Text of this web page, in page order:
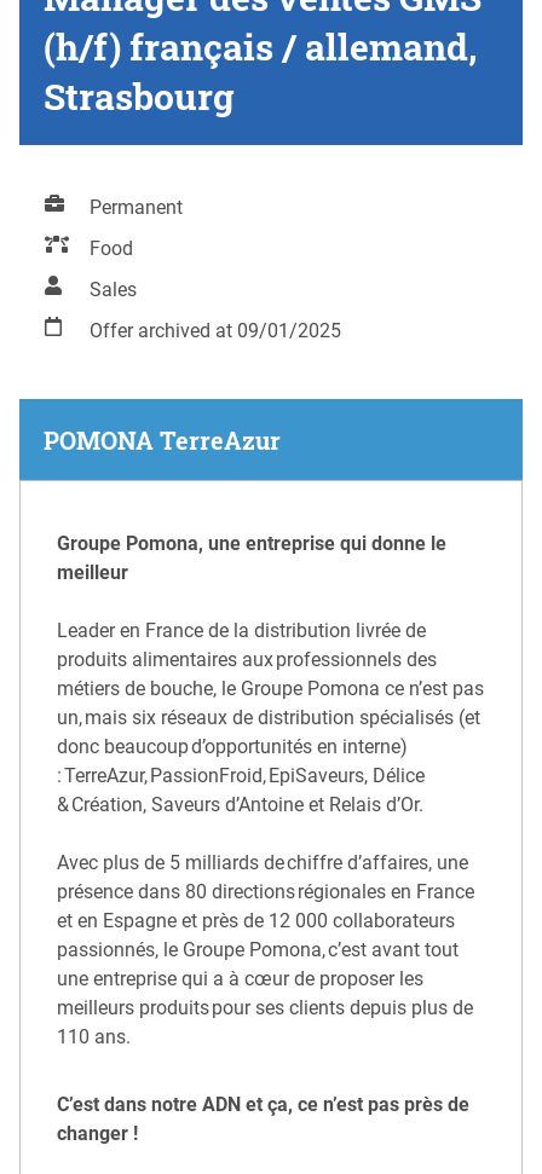
(h/f) français / allemand,
Strasbourg
Permanent
Food
Sales
Offer archived at 09/01/2025
POMONA TerreAzur
Groupe Pomona, une entreprise qui donne le
meilleur
Leader en France de la distribution livrée de
produits alimentaires aux professionnels des
métiers de bouche, le Groupe Pomona ce n’est pas
un, mais six réseaux de distribution spécialisés (et
donc beaucoup d’opportunités en interne)
: TerreAzur, PassionFroid, EpiSaveurs, Délice
& Création, Saveurs d’Antoine et Relais d’Or. ​
Avec plus de 5 milliards de chiffre d’affaires, une
présence dans 80 directions régionales en France
et en Espagne et près de 12 000 collaborateurs
passionnés, le Groupe Pomona, c’est avant tout
une entreprise qui a à cœur de proposer les
meilleurs produits pour ses clients depuis plus de
110 ans.
C’est dans notre ADN et ça, ce n’est pas près de
changer !